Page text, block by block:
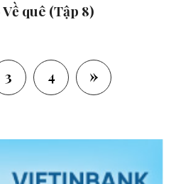
quê (Tập 8)
3 4 »